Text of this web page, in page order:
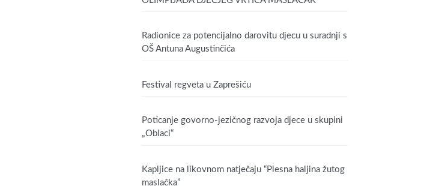
Radionice za potencijalno darovitu djecu u suradnji s
OŠ Antuna Augustinčića
Festival regveta u Zaprešiću
Poticanje govorno-jezičnog razvoja djece u skupini
„Oblaci“
Kapljice na likovnom natječaju “Plesna haljina žutog
maslačka”